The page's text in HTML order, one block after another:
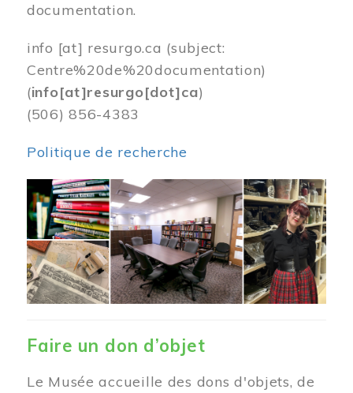
documentation.
info [at] resurgo.ca (subject:
Centre%20de%20documentation)
(info[at]resurgo[dot]ca)
(506) 856-4383
Politique de recherche
Image
Faire un don d’objet
Le Musée accueille des dons d'objets, de